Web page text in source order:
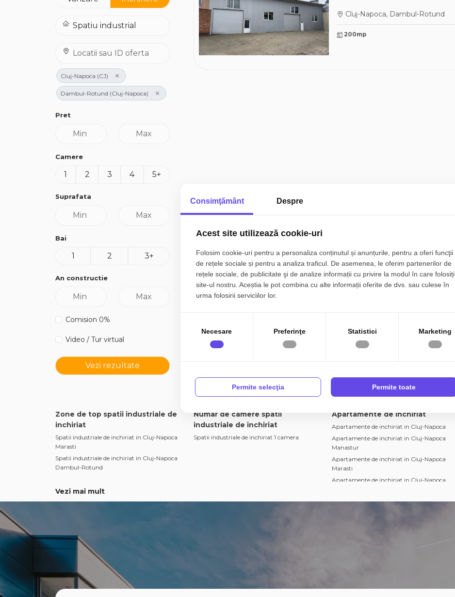
Cluj-Napoca, Dambul-Rotund
200mp
Cluj-Napoca (CJ) ×
Dambul-Rotund (Cluj-Napoca) ×
Pret
Camere
1 2 3 4 5+
Suprafata
Bai
1 2 3+
An constructie
Comision 0%
Video / Tur virtual
Vezi rezultate
Zone de top spatii industriale de
inchiriat
Spatii industriale de inchiriat in Cluj-Napoca
Marasti
Spatii industriale de inchiriat in Cluj-Napoca
Dambul-Rotund
Numar de camere spatii
industriale de inchiriat
Spatii industriale de inchiriat 1 camera
Apartamente de inchiriat
Apartamente de inchiriat in Cluj-Napoca
Apartamente de inchiriat in Cluj-Napoca
Manastur
Apartamente de inchiriat in Cluj-Napoca
Marasti
Apartamente de inchiriat in Cluj-Napoca
Apartamente de inchiriat in Cluj-Napoca
Vezi mai mult
Consimţământ Despre
Acest site utilizează cookie-uri
Folosim cookie-uri pentru a personaliza conținutul și anunțurile, pentru a oferi funcţii
de rețele sociale și pentru a analiza traficul. De asemenea, le oferim partenerilor de
rețele sociale, de publicitate şi de analize informații cu privire la modul în care folosiți
site-ul nostru. Aceștia le pot combina cu alte informații oferite de dvs. sau culese în
urma folosirii serviciilor lor.
Necesare Preferinţe Statistici Marketing
Permite selecţia Permite toate